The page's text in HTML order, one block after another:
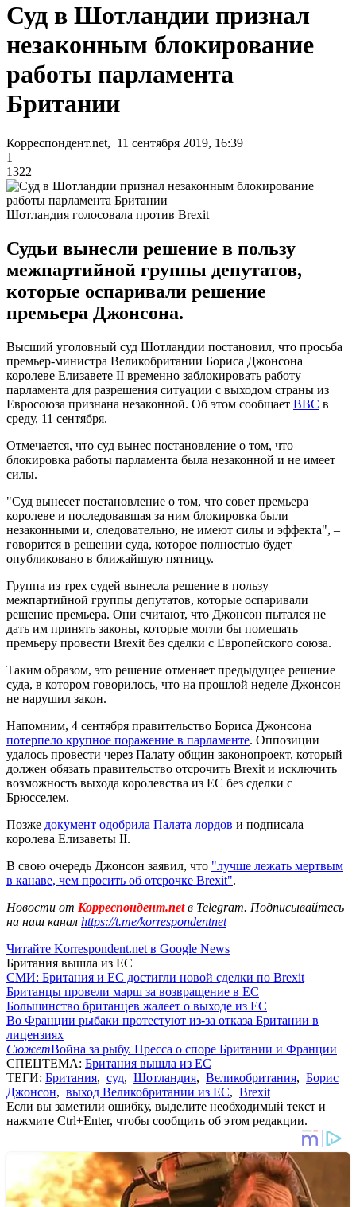
Суд в Шотландии признал
незаконным блокирование
работы парламента
Британии
Корреспондент.net, 11 сентября 2019, 16:39
1
1322
Шотландия голосовала против Brexit
Судьи вынесли решение в пользу
межпартийной группы депутатов,
которые оспаривали решение
премьера Джонсона.
Высший уголовный суд Шотландии постановил, что просьба
премьер-министра Великобритании Бориса Джонсона
королеве Елизавете II временно заблокировать работу
парламента для разрешения ситуации с выходом страны из
Евросоюза признана незаконной. Об этом сообщает ВВС в
среду, 11 сентября.
Отмечается, что суд вынес постановление о том, что
блокировка работы парламента была незаконной и не имеет
силы.
"Суд вынесет постановление о том, что совет премьера
королеве и последовавшая за ним блокировка были
незаконными и, следовательно, не имеют силы и эффекта", –
говорится в решении суда, которое полностью будет
опубликовано в ближайшую пятницу.
Группа из трех судей вынесла решение в пользу
межпартийной группы депутатов, которые оспаривали
решение премьера. Они считают, что Джонсон пытался не
дать им принять законы, которые могли бы помешать
премьеру провести Brexit без сделки с Европейского союза.
Таким образом, это решение отменяет предыдущее решение
суда, в котором говорилось, что на прошлой неделе Джонсон
не нарушил закон.
Напомним, 4 сентября правительство Бориса Джонсона
потерпело крупное поражение в парламенте. Оппозиции
удалось провести через Палату общин законопроект, который
должен обязать правительство отсрочить Brexit и исключить
возможность выхода королевства из ЕС без сделки с
Брюсселем.
Позже документ одобрила Палата лордов и подписала
королева Елизаветы II.
В свою очередь Джонсон заявил, что "лучше лежать мертвым
в канаве, чем просить об отсрочке Brexit".
Новости от Корреспондент.netв Telegram. Подписывайтесь
на наш канал https://t.me/korrespondentnet
Читайте Korrespondent.net в Google News
Британия вышла из ЕС
СМИ: Британия и ЕС достигли новой сделки по Brexit
Британцы провели марш за возвращение в ЕС
Большинство британцев жалеет о выходе из ЕС
Во Франции рыбаки протестуют из-за отказа Британии в
лицензиях
СюжетВойна за рыбу. Пресса о споре Британии и Франции
СПЕЦТЕМА: Британия вышла из ЕС
ТЕГИ: Британия, суд, Шотландия, Великобритания, Борис
Джонсон, выход Великобритании из ЕС, Brexit
Если вы заметили ошибку, выделите необходимый текст и
нажмите Ctrl+Enter, чтобы сообщить об этом редакции.